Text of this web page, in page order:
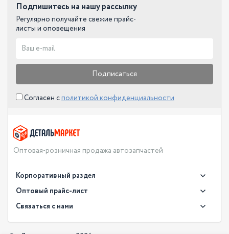
Подпишитесь на нашу рассылку
Регулярно получайте свежие прайс-
листы и оповещения
Подписаться
Согласен сполитикой конфиденциальности
Оптовая-розничная продажа автозапчастей
Корпоративный раздел
Новости
О компании
Доставка
Оптовый прайс-лист
Связаться с нами